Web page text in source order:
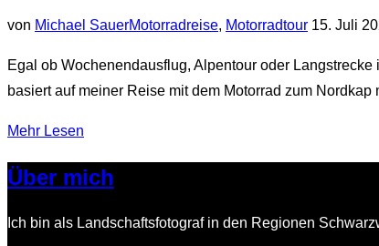
von Michael SauerMotorradreise, Motorradtour 15. Juli
Egal ob Wochenendausflug, Alpentour oder
basiert auf meiner Reise mit dem Motorrad zum
Mehr über
für
Motorradtour“
Lesen
Über mich
Ich bin als Landschaftsfotograf in den Regionen